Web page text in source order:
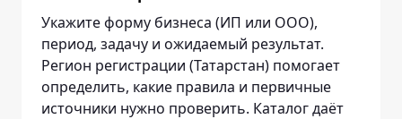
Укажите форму бизнеса (ИП или ООО),
период, задачу и ожидаемый результат.
Регион регистрации (Татарстан) помогает
определить, какие правила и первичные
источники нужно проверить. Каталог даёт